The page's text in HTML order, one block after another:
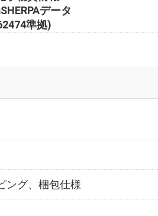
データ
準拠)
ング、梱包仕様